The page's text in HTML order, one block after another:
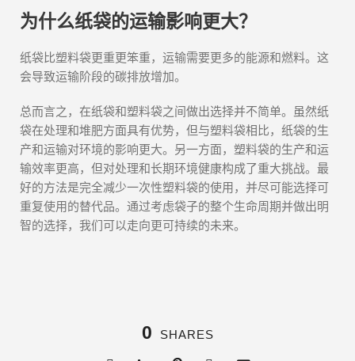
为什么纸袋的运输影响更大？
纸袋比塑料袋更重更笨重，运输需要更多的能源和燃料。这
会导致运输阶段的碳排放增加。
总而言之，在纸袋和塑料袋之间做出选择并不简单。虽然纸
袋在处理和堆肥方面具有优势，但与塑料袋相比，纸袋的生
产和运输对环境的影响更大。另一方面，塑料袋的生产和运
输效率更高，但对处理和长期环境健康构成了重大挑战。最
好的方法是完全减少一次性塑料袋的使用，并尽可能选择可
重复使用的替代品。通过考虑袋子的整个生命周期并做出明
智的选择，我们可以走向更可持续的未来。
0 SHARES